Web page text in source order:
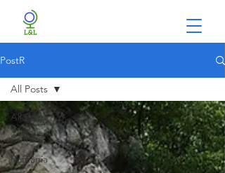
PostR
All Posts
Cultura
România
All Posts